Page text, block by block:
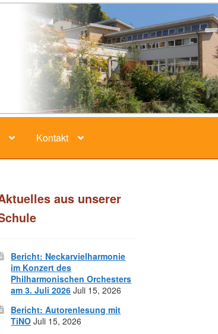
Kontakt
aus unserer
Bericht: Neckarvielharmonie
im Konzert des
Philharmonischen Orchesters
am 3. Juli 2026 Juli 15, 2026
Bericht: Autorenlesung mit
TiNO Juli 15, 2026